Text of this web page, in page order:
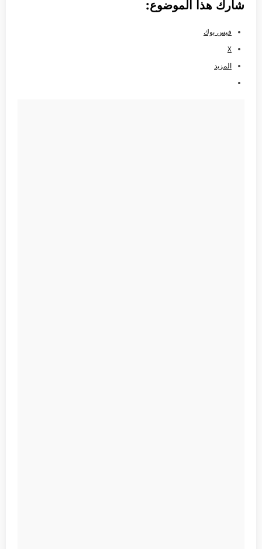
شارك هذا الموضوع:
فيس بوك
X
المزيد